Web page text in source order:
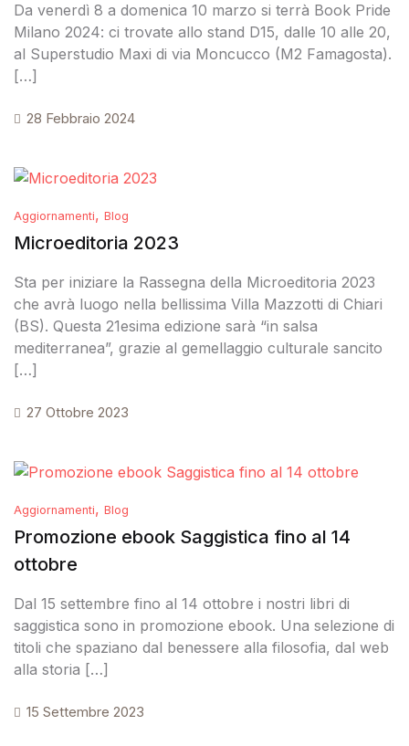
Da venerdì 8 a domenica 10 marzo si terrà Book Pride
Milano 2024: ci trovate allo stand D15, dalle 10 alle 20,
al Superstudio Maxi di via Moncucco (M2 Famagosta).
[…]
28 Febbraio 2024
Aggiornamenti, Blog
Microeditoria 2023
Sta per iniziare la Rassegna della Microeditoria 2023
che avrà luogo nella bellissima Villa Mazzotti di Chiari
(BS). Questa 21esima edizione sarà “in salsa
mediterranea”, grazie al gemellaggio culturale sancito
[…]
27 Ottobre 2023
Aggiornamenti, Blog
Promozione ebook Saggistica fino al 14
ottobre
Dal 15 settembre fino al 14 ottobre i nostri libri di
saggistica sono in promozione ebook. Una selezione di
titoli che spaziano dal benessere alla filosofia, dal web
alla storia […]
15 Settembre 2023